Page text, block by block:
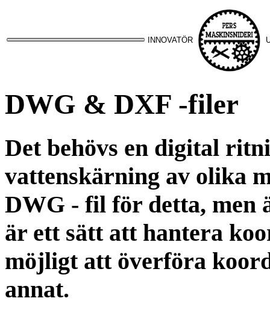
INNOVATÖR
DWG & DXF -filer
Det behövs en digital
vattenskärning av olika
DWG - fil för detta, men
är ett sätt att hantera
möjligt att överföra
annat.